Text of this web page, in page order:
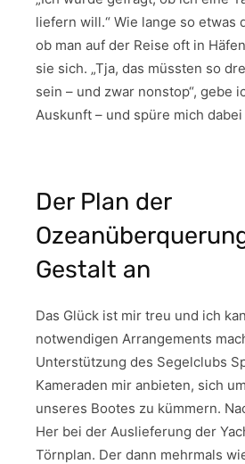
liefern will.“ Wie lange so etwas
ob man auf der Reise oft in
sie sich. „Tja, das müssten so
sein – und zwar nonstop“, gebe
Auskunft – und spüre mich
Der Plan der
Gestalt an
Das Glück ist mir treu und ich
notwendigen Arrangements
Unterstützung des Segelclubs
Kameraden mir anbieten, sich
unseres Bootes zu kümmern.
Her bei der Auslieferung der
Törnplan. Der dann mehrmals